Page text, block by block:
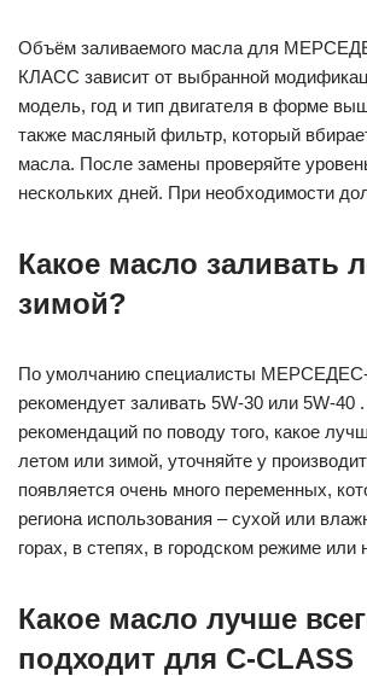
Объём заливаемого масла для
КЛАСС зависит от выбранной
модель, год и тип двигателя в форме
также масляный фильтр, который
масла. После замены проверяйте
нескольких дней. При необходимости
Какое масло заливать
зимой?
По умолчанию специалисты
рекомендует заливать 5W-30 или 5W-40
рекомендаций по поводу того, какое
летом или зимой, уточняйте у
появляется очень много переменных,
региона использования – сухой или
горах, в степях, в городском режиме или
Какое масло лучше
подходит для C-CLASS